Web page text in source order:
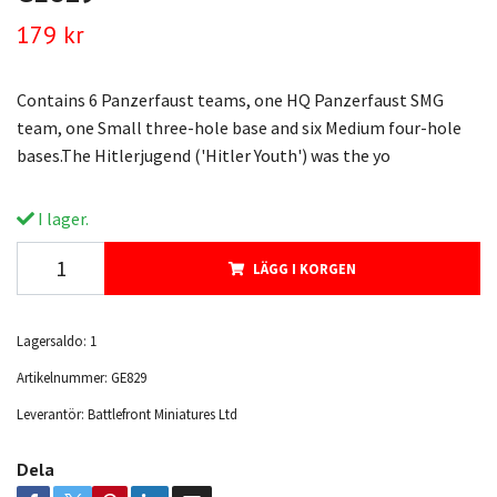
179 kr
Contains 6 Panzerfaust teams, one HQ Panzerfaust SMG
team, one Small three-hole base and six Medium four-hole
bases.The Hitlerjugend ('Hitler Youth') was the yo
I lager.
LÄGG I KORGEN
Lagersaldo: 1
Artikelnummer: GE829
Leverantör: Battlefront Miniatures Ltd
Dela